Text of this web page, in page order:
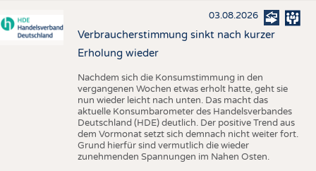
03.08.2026
Verbraucherstimmung sinkt nach kurzer
Erholung wieder
Nachdem sich die Konsumstimmung in den
vergangenen Wochen etwas erholt hatte, geht sie
nun wieder leicht nach unten. Das macht das
aktuelle Konsumbarometer des Handelsverbandes
Deutschland (HDE) deutlich. Der positive Trend aus
dem Vormonat setzt sich demnach nicht weiter fort.
Grund hierfür sind vermutlich die wieder
zunehmenden Spannungen im Nahen Osten.